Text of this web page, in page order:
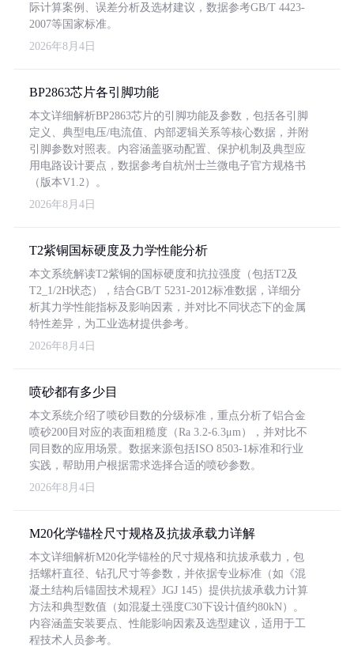
际计算案例、误差分析及选材建议，数据参考GB/T 4423-
2007等国家标准。
2026年8月4日
BP2863芯片各引脚功能
本文详细解析BP2863芯片的引脚功能及参数，包括各引脚
定义、典型电压/电流值、内部逻辑关系等核心数据，并附
引脚参数对照表。内容涵盖驱动配置、保护机制及典型应
用电路设计要点，数据参考自杭州士兰微电子官方规格书
（版本V1.2）。
2026年8月4日
T2紫铜国标硬度及力学性能分析
本文系统解读T2紫铜的国标硬度和抗拉强度（包括T2及
T2_1/2H状态），结合GB/T 5231-2012标准数据，详细分
析其力学性能指标及影响因素，并对比不同状态下的金属
特性差异，为工业选材提供参考。
2026年8月4日
喷砂都有多少目
本文系统介绍了喷砂目数的分级标准，重点分析了铝合金
喷砂200目对应的表面粗糙度（Ra 3.2-6.3μm），并对比不
同目数的应用场景。数据来源包括ISO 8503-1标准和行业
实践，帮助用户根据需求选择合适的喷砂参数。
2026年8月4日
M20化学锚栓尺寸规格及抗拔承载力详解
本文详细解析M20化学锚栓的尺寸规格和抗拔承载力，包
括螺杆直径、钻孔尺寸等参数，并依据专业标准（如《混
凝土结构后锚固技术规程》JGJ 145）提供抗拔承载力计算
方法和典型数值（如混凝土强度C30下设计值约80kN）。
内容涵盖安装要点、性能影响因素及选型建议，适用于工
程技术人员参考。